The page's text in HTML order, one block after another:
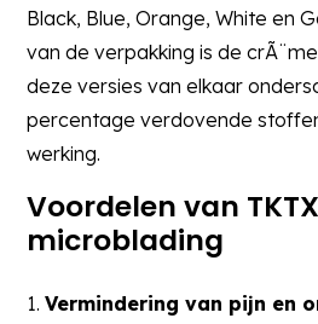
Black, Blue, Orange, White en
van de verpakking is de
deze versies van elkaar
percentage verdovende
werking.
Voordelen van
microblading
Vermindering van pijn en